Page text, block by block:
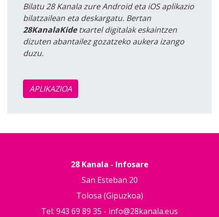
Bilatu 28 Kanala zure Android eta iOS aplikazio
bilatzailean eta deskargatu. Bertan
28KanalaKidetxartel digitalak eskaintzen
dizuten abantailez gozatzeko aukera izango
duzu.
APLIKAZIOA
28 Kanala - Infosare
San Esteban 20
Tolosa (Gipuzkoa)
Tel: 943 69 89 35 - info@28kanala.eus